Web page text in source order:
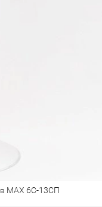
MAX 6С-13СП